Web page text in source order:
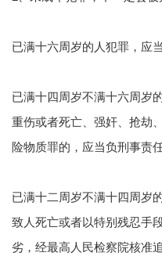
已满十六周岁的人犯罪，应
已满十四周岁不满十六周岁
重伤或者死亡、强奸、抢劫
险物质罪的，应当负刑事责任
已满十二周岁不满十四周岁
致人死亡或者以特别残忍手
劣，经最高人民检察院核准